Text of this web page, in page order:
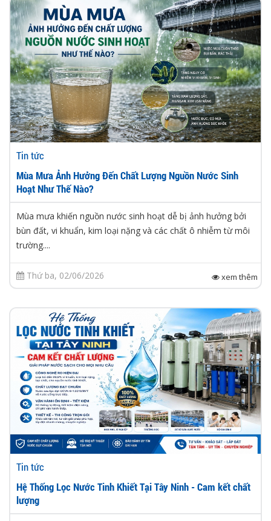
Tin tức
Mùa Mưa Ảnh Hưởng Đến Chất Lượng Nguồn Nước Sinh
Hoạt Như Thế Nào?
Mùa mưa khiến nguồn nước sinh hoạt dễ bị ảnh hưởng bởi
bùn đất, vi khuẩn, kim loại nặng và các chất ô nhiễm từ môi
trường....
Thứ ba, 02/06/2026 xem thêm
Tin tức
Hệ Thống Lọc Nước Tinh Khiết Tại Tây Ninh - Cam kết chất
lượng